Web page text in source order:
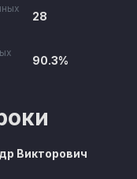
28
90.3%
Викторович